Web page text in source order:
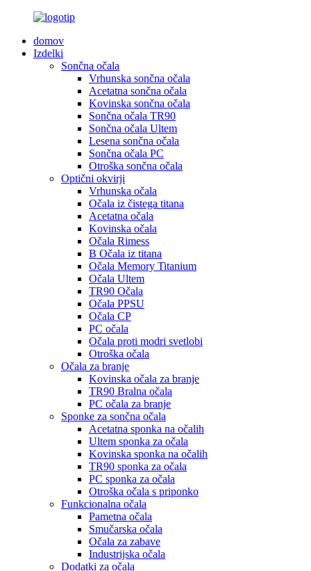
domov
Izdelki
Sončna očala
Vrhunska sončna očala
Acetatna sončna očala
Kovinska sončna očala
Sončna očala TR90
Sončna očala Ultem
Lesena sončna očala
Sončna očala PC
Otroška sončna očala
Optični okvirji
Vrhunska očala
Očala iz čistega titana
Acetatna očala
Kovinska očala
Očala Rimess
B Očala iz titana
Očala Memory Titanium
Očala Ultem
TR90 Očala
Očala PPSU
Očala CP
PC očala
Očala proti modri svetlobi
Otroška očala
Očala za branje
Kovinska očala za branje
TR90 Bralna očala
PC očala za branje
Sponke za sončna očala
Acetatna sponka na očalih
Ultem sponka za očala
Kovinska sponka na očalih
TR90 sponka za očala
PC sponka za očala
Otroška očala s priponko
Funkcionalna očala
Pametna očala
Smučarska očala
Očala za zabave
Industrijska očala
Dodatki za očala